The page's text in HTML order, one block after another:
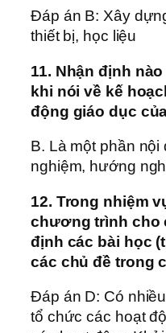
Đáp án B: Xây
thiết bị, học liệu
11. Nhận định
khi nói về kế
động giáo dục
B. Là một phần nội
nghiệm, hướng
12. Trong nhiệm
chương trình cho
định các bài học
các chủ đề trong
Đáp án D: Có
tổ chức các hoạt